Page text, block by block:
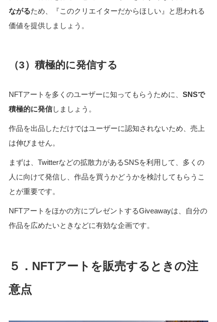
ながるため、『このクリエイターだからほしい』と思われる
価値を提供しましょう。
（3）積極的に発信する
NFTアートを多くのユーザーに知ってもらうために、 SNSで
積極的に発信しましょう。
作品を出品しただけではユーザーに認知されないため、売上
は伸びません。
まずは、Twitterなどの拡散力があるSNSを利用して、多くの
人に向けて発信し、作品を買うかどうかを検討してもらうこ
とが重要です。
NFTアートをほかの方にプレゼントするGiveawayは、自分の
作品を広めたいときなどに有効な企画です。
５．NFTアートを販売するときの注
意点